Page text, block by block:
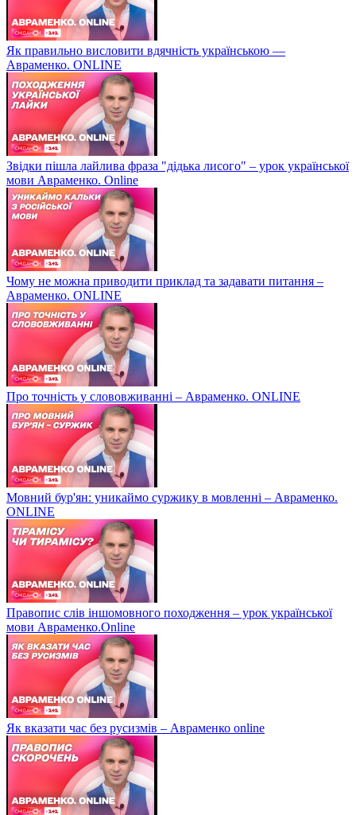
Як правильно висловити вдячність українською —
Авраменко. ONLINE
Звідки пішла лайлива фраза "дідька лисого" – урок української
мови Авраменко. Online
Чому не можна приводити приклад та задавати питання –
Авраменко. ONLINE
Про точність у слововживанні – Авраменко. ONLINE
Мовний бур'ян: уникаймо суржику в мовленні – Авраменко.
ONLINE
Правопис слів іншомовного походження – урок української
мови Авраменко.Online
Як вказати час без русизмів – Авраменко online